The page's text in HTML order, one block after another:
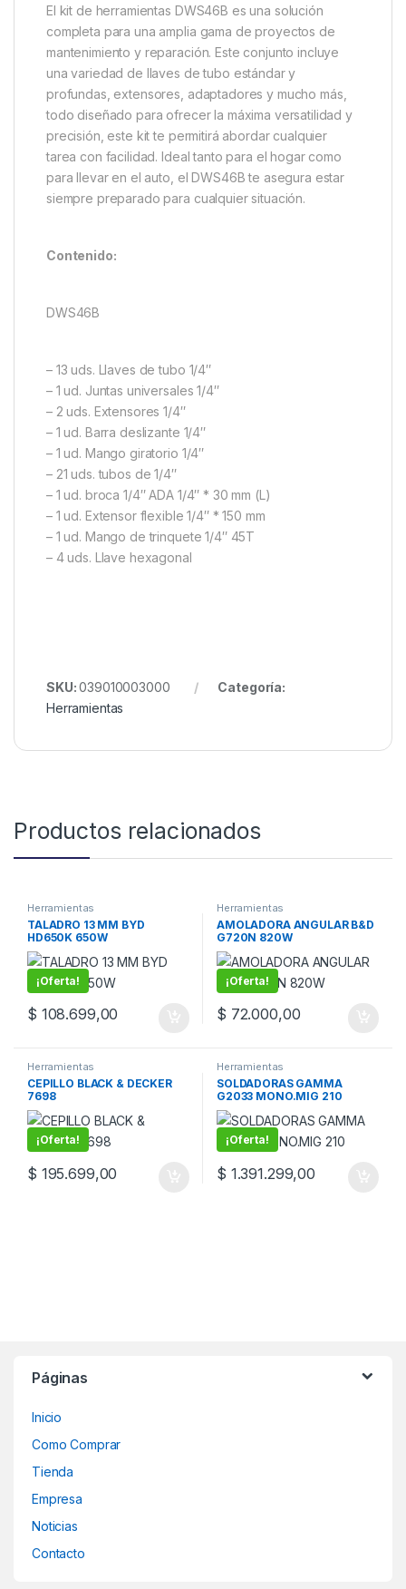
El kit de herramientas DWS46B es una solución
completa para una amplia gama de proyectos de
mantenimiento y reparación. Este conjunto incluye
una variedad de llaves de tubo estándar y
profundas, extensores, adaptadores y mucho más,
todo diseñado para ofrecer la máxima versatilidad y
precisión, este kit te permitirá abordar cualquier
tarea con facilidad. Ideal tanto para el hogar como
para llevar en el auto, el DWS46B te asegura estar
siempre preparado para cualquier situación.
Contenido:
DWS46B
– 13 uds. Llaves de tubo 1/4″
– 1 ud. Juntas universales 1/4″
– 2 uds. Extensores 1/4″
– 1 ud. Barra deslizante 1/4″
– 1 ud. Mango giratorio 1/4″
– 21 uds. tubos de 1/4″
– 1 ud. broca 1/4″ ADA 1/4″ * 30 mm (L)
– 1 ud. Extensor flexible 1/4″ * 150 mm
– 1 ud. Mango de trinquete 1/4″ 45T
– 4 uds. Llave hexagonal
SKU:039010003000
Categoría:
Herramientas
Productos relacionados
Herramientas
TALADRO 13 MM BYD
HD650K 650W
¡Oferta!
$ 108.699,00
Herramientas
AMOLADORA ANGULAR B&D
G720N 820W
¡Oferta!
$ 72.000,00
Herramientas
CEPILLO BLACK & DECKER
7698
¡Oferta!
$ 195.699,00
Herramientas
SOLDADORAS GAMMA
G2033 MONO.MIG 210
¡Oferta!
$ 1.391.299,00
Páginas
Inicio
Como Comprar
Tienda
Empresa
Noticias
Contacto